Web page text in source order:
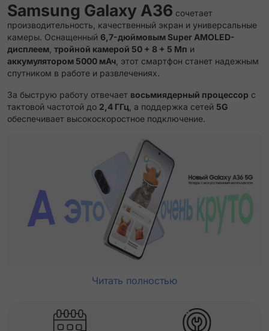
Samsung Galaxy A36 сочетает
производительность, качественный экран и универсальные
камеры. Оснащенный 6,7-дюймовым Super AMOLED-
дисплеем тройной камерой 50 + 8 + 5 Мп и
аккумулятором 5000 мАч , этот смартфон станет надежным
спутником в работе и развлечениях.
За быструю работу отвечает восьмиядерный процессор с
тактовой частотой до 2,4 ГГц , а поддержка сетей 5G
обеспечивает высокоскоростное подключение.
Читать полностью